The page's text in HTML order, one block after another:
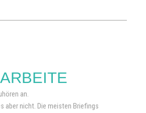
an.
aber nicht. Die meisten Briefings